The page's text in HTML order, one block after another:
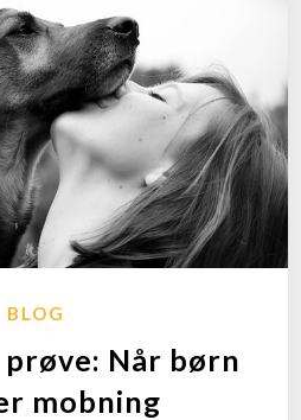
BLOG
prøve: Når børn
mobning